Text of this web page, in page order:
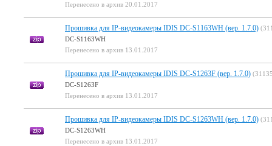
Перенесено в архив 20.01.2017
Прошивка для IP-видеокамеры IDIS DC-S1163WH (вер. 1.7.0)
DC-S1163WH
Перенесено в архив 13.01.2017
Прошивка для IP-видеокамеры IDIS DC-S1263F (вер. 1.7.0)
DC-S1263F
Перенесено в архив 13.01.2017
Прошивка для IP-видеокамеры IDIS DC-S1263WH (вер. 1.7.0)
DC-S1263WH
Перенесено в архив 13.01.2017